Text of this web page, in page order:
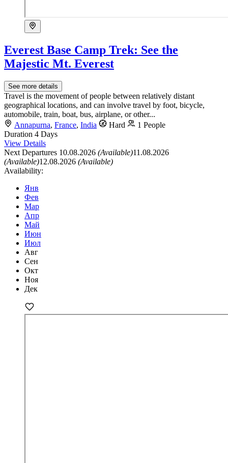
Everest Base Camp Trek: See the
Majestic Mt. Everest
See more details
Travel is the movement of people between relatively distant
geographical locations, and can involve travel by foot, bicycle,
automobile, train, boat, bus, airplane, or other...
Annapurna, France, India Hard
1 People
Duration 4 Days
View Details
Next Departures 10.08.2026 (Available)11.08.2026
(Available)12.08.2026 (Available)
Availability:
Янв
Фев
Мар
Апр
Май
Июн
Июл
Авг
Сен
Окт
Ноя
Дек